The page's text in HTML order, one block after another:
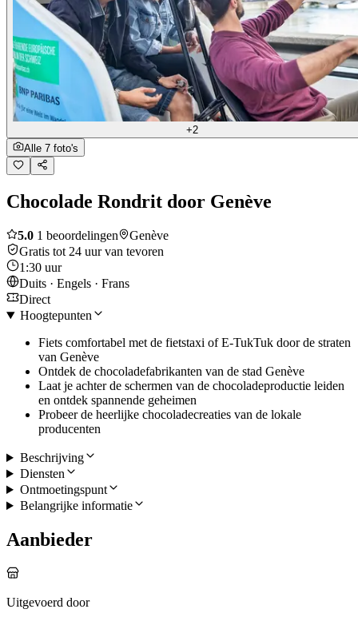
+2
Alle 7 foto's
Chocolade Rondrit door Genève
5.0 1 beoordelingen
Genève
Gratis tot 24 uur van tevoren
1:30 uur
Duits · Engels · Frans
Direct
Hoogtepunten
Fiets comfortabel met de fietstaxi of E-TukTuk door de straten
van Genève
Ontdek de chocoladefabrikanten van de stad Genève
Laat je achter de schermen van de chocoladeproductie leiden
en ontdek spannende geheimen
Probeer de heerlijke chocoladecreaties van de lokale
producenten
Beschrijving
Diensten
Ontmoetingspunt
Belangrijke informatie
Aanbieder
Uitgevoerd door